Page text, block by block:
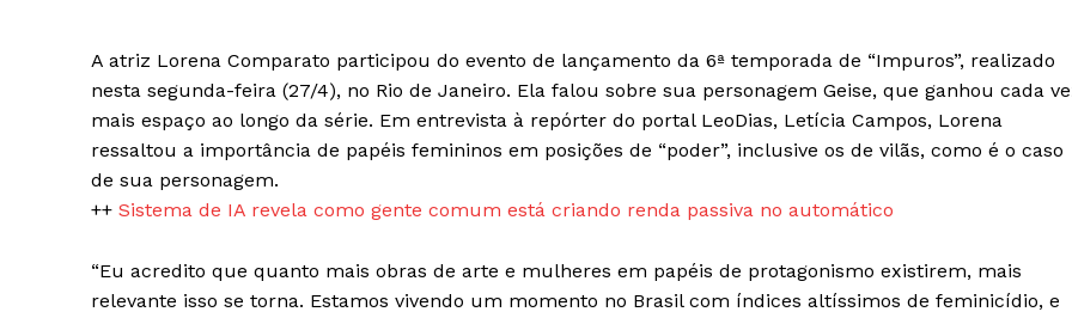
SAIBA MAIS
A atriz Lorena Comparato participou do evento de lançamento da 6ª temporada de “Impuros”, realizado
nesta segunda-feira (27/4), no Rio de Janeiro. Ela falou sobre sua personagem Geise, que ganhou cada
mais espaço ao longo da série. Em entrevista à repórter do portal LeoDias, Letícia Campos, Lorena
ressaltou a importância de papéis femininos em posições de “poder”, inclusive os de vilãs, como é o caso
de sua personagem.
++ Sistema de IA revela como gente comum está criando renda passiva no automático
“Eu acredito que quanto mais obras de arte e mulheres em papéis de protagonismo existirem, mais
relevante isso se torna. Estamos vivendo um momento no Brasil com índices altíssimos de feminicídio, e